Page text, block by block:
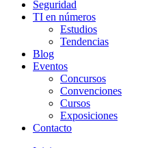
Seguridad
TI en números
Estudios
Tendencias
Blog
Eventos
Concursos
Convenciones
Cursos
Exposiciones
Contacto